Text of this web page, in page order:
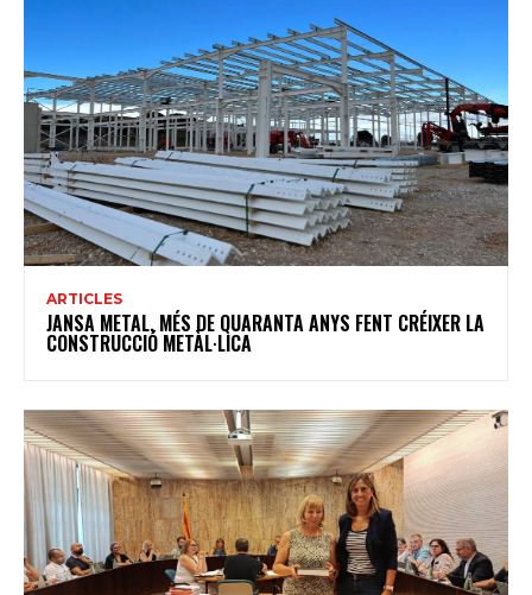
ARTICLES
JANSA METAL, MÉS DE QUARANTA ANYS FENT CRÉIXER LA
CONSTRUCCIÓ METÀL·LICA